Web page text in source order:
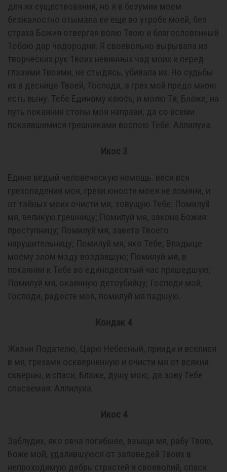
для их существования, но я в безумии моем
безжалостно отымала ее еще во утробе моей, без
страха Божия отвергая волю Твою и благословенный
Тобою дар чадородия. Я своевольно вырывала из
творческих рук Твоих невинных чад моих и перед
глазами Твоими, не стыдясь, убивала их. Но судьбы
их в деснице Твоей, Господи, а грех мой предо мною
есть выну. Тебе Единому каюсь, и молю Тя, Блаже, на
путь покаяния стопы моя направи, да со всеми
покаявшимися грешниками воспою Тебе: Аллилуиа.
Икос 3
Едине ведый человеческую немощь. веси вся
грехопадения моя, грехи юности моея не помяни, и
от тайных моих очисти мя, зовущую Тебе: Помилуй
мя, великую грешницу; Помилуй мя, закона Божия
преступницу; Помилуй мя, завета Твоего
нарушительницу; Помилуй мя, яко Тебе, Владыце
моему злом мзду воздавшую; Помилуй мя, в
покаянии к Тебе во единодесятый час пришедшую;
Помилуй мя, окаянную детоубийцу; Господи мой,
Господи, радосте моя, помилуй мя падшую.
Кондак 4
Жизни Подателю, Царю Небесный, прииди и вселися
в мя, грехами оскверненную и очисти мя от всякия
скверны, и спаси, Блаже, душу мою, да зову Тебе
спасаемая: Аллилуиа.
Икос 4
Заблудих, яко овча погибшее, взыщи мя, рабу Твою,
Боже мой, удалившуюся от заповедей Твоих в
непроходимую дебрь страстей и своеволий, спаси